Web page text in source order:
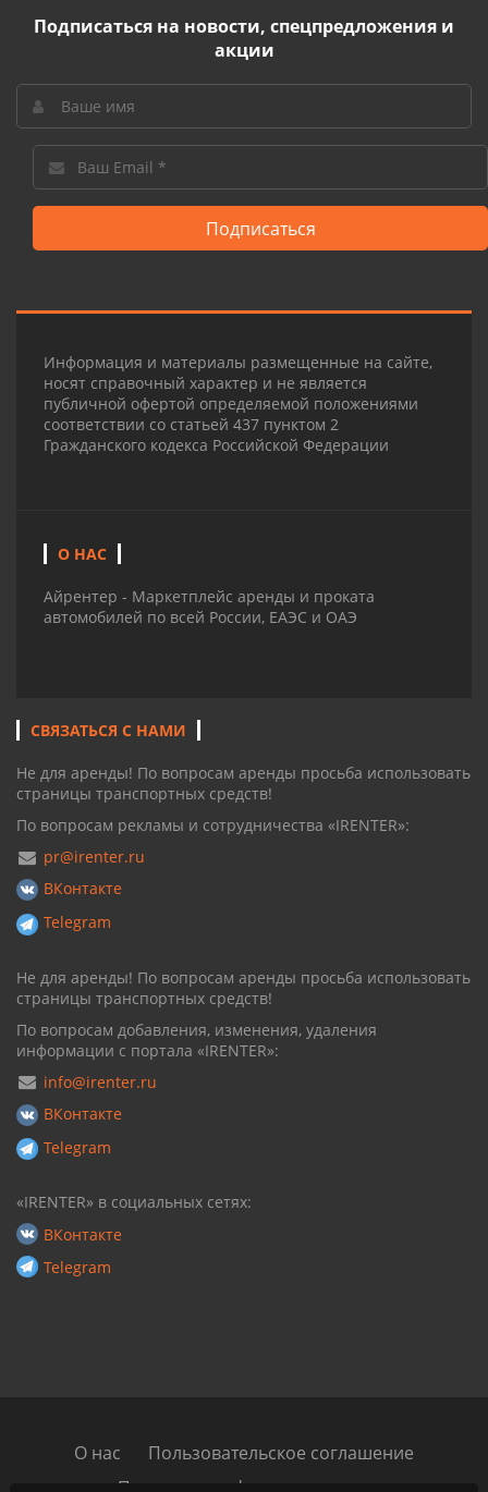
Подписаться на новости, спецпредложения и
акции
Подписаться
Информация и материалы размещенные на сайте,
носят справочный характер и не является
публичной офертой определяемой положениями
соответствии со статьей 437 пунктом 2
Гражданского кодекса Российской Федерации
О НАС
Айрентер - Маркетплейс аренды и проката
автомобилей по всей России, ЕАЭС и ОАЭ
СВЯЗАТЬСЯ С НАМИ
Не для аренды! По вопросам аренды просьба использовать
страницы транспортных средств!
По вопросам рекламы и сотрудничества «IRENTER»:
pr@irenter.ru
ВКонтакте
Telegram
Не для аренды! По вопросам аренды просьба использовать
страницы транспортных средств!
По вопросам добавления, изменения, удаления
информации с портала «IRENTER»:
info@irenter.ru
ВКонтакте
Telegram
«IRENTER» в социальных сетях:
ВКонтакте
Telegram
О нас
Пользовательское соглашение